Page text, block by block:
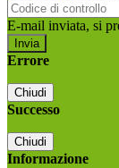
E-mail inviata, si
Errore
Chiudi
Successo
Chiudi
Informazione